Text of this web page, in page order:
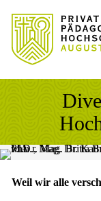
Sprung zum
Sprung zur
Weil wir alle